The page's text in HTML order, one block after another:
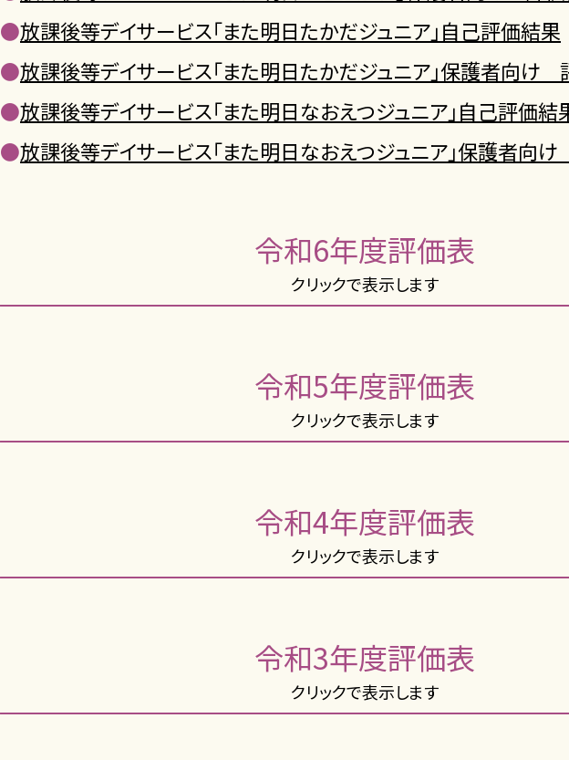
●放課後等デイサービス「また明日たかだジュニア」自己評価結果
●放課後等デイサービス「また明日たかだジュニア」保護者向け
●放課後等デイサービス「また明日なおえつジュニア」自己評価結
●放課後等デイサービス「また明日なおえつジュニア」保護者向
令和6年度評価表
クリックで表示します
令和5年度評価表
クリックで表示します
令和4年度評価表
クリックで表示します
令和3年度評価表
クリックで表示します